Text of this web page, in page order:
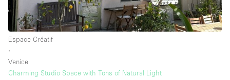
Espace Créatif
∙
Venice
Charming Studio Space with Tons of Natural Light